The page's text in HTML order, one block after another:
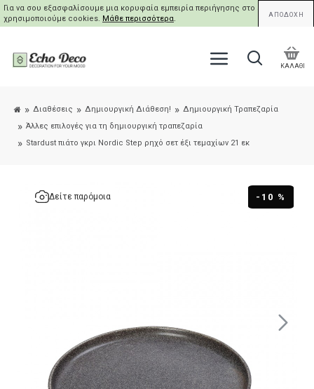
Για να σου εξασφαλίσουμε μια κορυφαία εμπειρία περιήγησης στο site μας,
χρησιμοποιούμε cookies. Μάθε περισσότερα. ΑΠΟΔΟΧΗ
ΚΑΛΑΘΙ
Διαθέσεις Δημιουργική Διάθεση!
Δημιουργική Τραπεζαρία
Άλλες επιλογές για τη δημιουργική τραπεζαρία
Stardust πιάτο γκρι Nordic Step ρηχό σετ έξι τεμαχίων 21 εκ
-10 %
Δείτε παρόμοια